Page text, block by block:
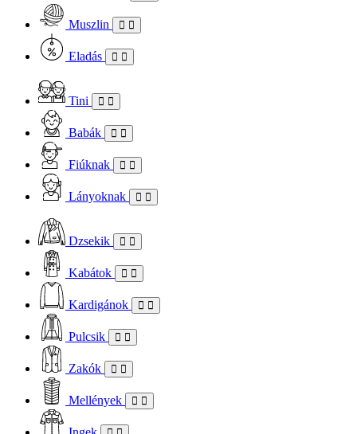
Muszlin
Eladás
Tini
Babák
Fiúknak
Lányoknak
Dzsekik
Kabátok
Kardigánok
Pulcsik
Zakók
Mellények